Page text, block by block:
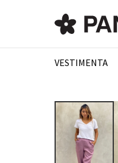
VESTIMENTA